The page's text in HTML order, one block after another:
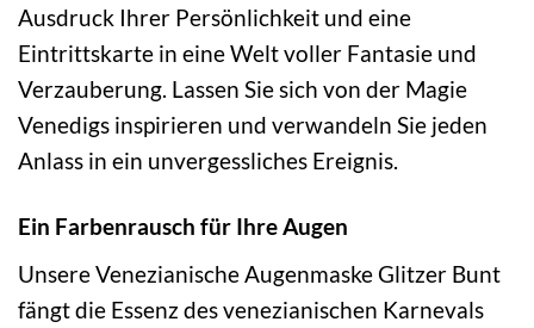
Ausdruck Ihrer Persönlichkeit und eine
Eintrittskarte in eine Welt voller Fantasie und
Verzauberung. Lassen Sie sich von der Magie
Venedigs inspirieren und verwandeln Sie jeden
Anlass in ein unvergessliches Ereignis.
Ein Farbenrausch für Ihre Augen
Unsere Venezianische Augenmaske Glitzer Bunt
fängt die Essenz des venezianischen Karnevals